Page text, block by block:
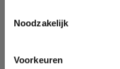
Noodzakelijk
Voorkeuren
dus niet alleen om
de boodschap wordt